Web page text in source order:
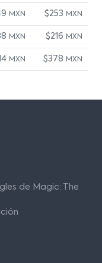
MXN $253 MXN
MXN $216 MXN
MXN $378 MXN
de Magic: The